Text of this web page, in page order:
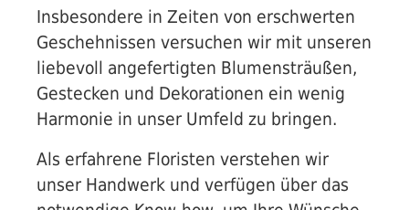
Floristik
Friedhofsgärtnerei
Insbesondere in Zeiten von erschwerten
Geschehnissen versuchen wir mit unseren
liebevoll angefertigten Blumensträußen,
Gestecken und Dekorationen ein wenig
Harmonie in unser Umfeld zu bringen.
Als erfahrene Floristen verstehen wir
unser Handwerk und verfügen über das